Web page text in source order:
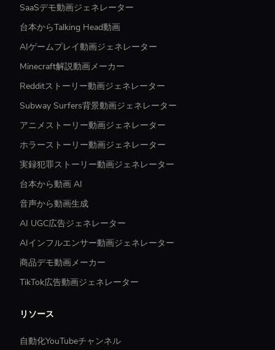
SaaSデモ動画ジェネレーター
台本からTalking Head動画
AIゲームプレイ動画ジェネレーター
Minecraft解説動画メーカー
Redditストーリー動画ジェネレーター
Subway Surfers背景動画ジェネレーター
アニメストーリー動画ジェネレーター
ホラーストーリー動画ジェネレーター
実録犯罪ストーリー動画ジェネレーター
台本から動画 AI
音声から動画生成
AI UGC広告ジェネレーター
AIインフルエンサー動画ジェネレーター
商品デモ動画メーカー
TikTok広告動画ジェネレーター
リソース
自動化YouTubeチャンネル